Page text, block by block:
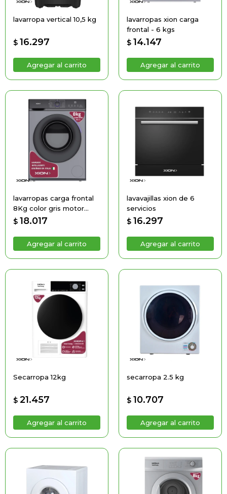
lavarropa vertical 10,5 kg
$ 16.297
lavarropas xion carga
frontal - 6 kgs
$ 14.147
lavarropas carga frontal
8Kg color gris motor
BLDC Inverter
$ 18.017
lavavajillas xion de 6
servicios
$ 16.297
Secarropa 12kg
$ 21.457
secarropa 2.5 kg
$ 10.707